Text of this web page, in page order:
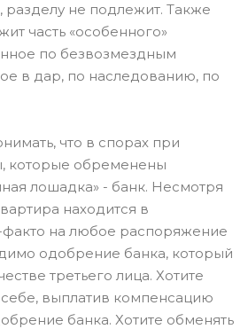
разделу не подлежит. Также
часть «особенного»
по безвозмездным
в дар, по наследованию, по
что в спорах при
которые обременены
лошадка» - банк. Несмотря
находится в
факто на любое распоряжение
одобрение банка, который
третьего лица. Хотите
себе, выплатив компенсацию
банка. Хотите обменять